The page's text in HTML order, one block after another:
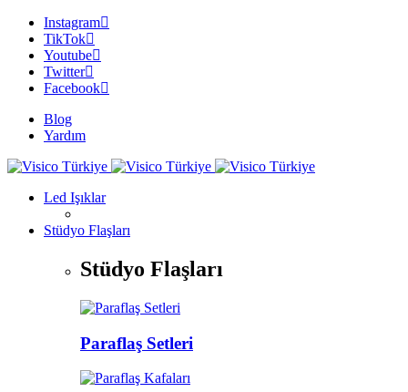
Instagram
TikTok
Youtube
Twitter
Facebook
Blog
Yardım
Led Işıklar
Stüdyo Flaşları
Stüdyo Flaşları
Paraflaş Setleri